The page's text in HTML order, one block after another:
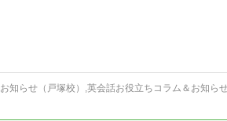
お知らせ（戸塚校） 英会話お役立ちコラム＆お知ら